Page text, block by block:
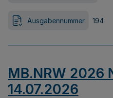
Ausgabennummer 194
MB.NRW 2026
14.07.2026